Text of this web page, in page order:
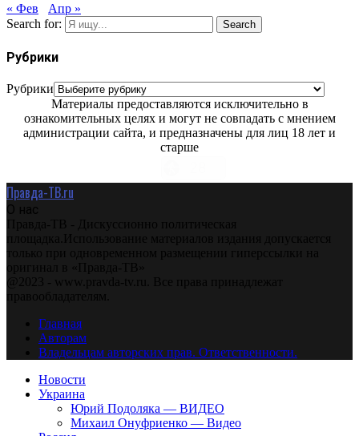
« Фев
Апр »
Search for:
Search
Рубрики
Рубрики
Материалы предоставляются исключительно в
ознакомительных целях и могут не совпадать с мнением
администрации сайта, и предназначены для лиц 18 лет и
старше
Правда-ТВ.ru
О нас
Правда-ТВ - Дискуссионно политическая
площадка.Использование материалов издания допускается
только при одновременном размещении гиперссылки на
оригинал в «Правда-ТВ»
@2023 - www.pravda-tv.ru. Все права принадлежат
правообладателям.
Главная
Авторам
Владельцам авторских прав. Ответственности.
Новости
Украина
Юрий Подоляка — ВИДЕО
Михаил Онуфриенко — Видео